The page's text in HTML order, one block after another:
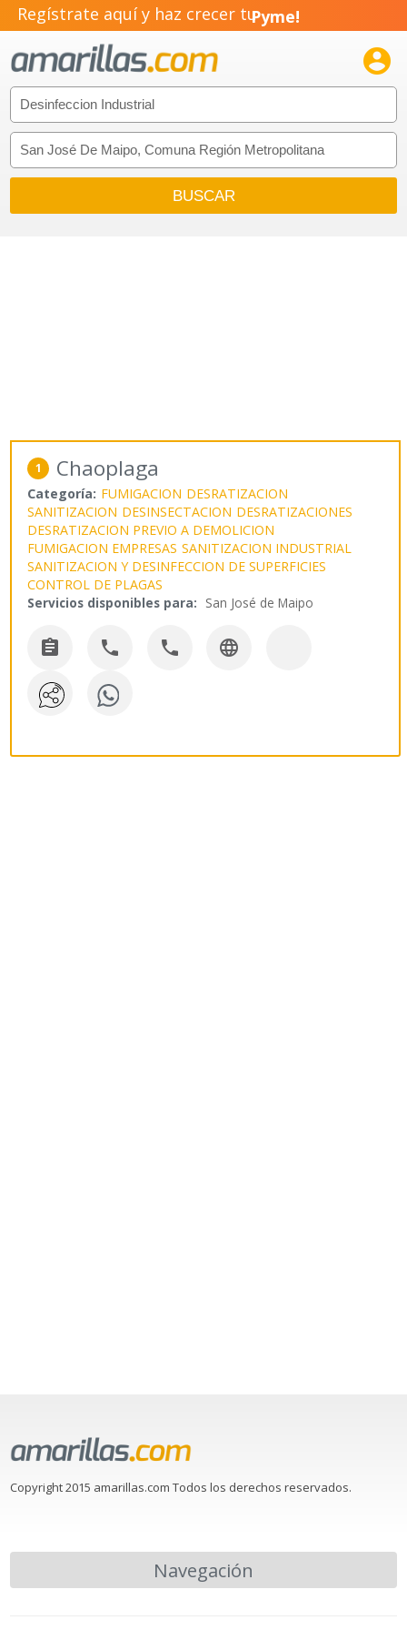
Regístrate aquí y haz crecer tuPyme!
Emprendimiento!

1 Chaoplaga
Categoría: FUMIGACION DESRATIZACION
SANITIZACION DESINSECTACION DESRATIZACIONES
DESRATIZACION PREVIO A DEMOLICION
FUMIGACION EMPRESAS SANITIZACION INDUSTRIAL
SANITIZACION Y DESINFECCION DE SUPERFICIES
CONTROL DE PLAGAS
Servicios disponibles para: San José de Maipo
   
Copyright 2015 amarillas.com Todos los derechos reservados.
Navegación